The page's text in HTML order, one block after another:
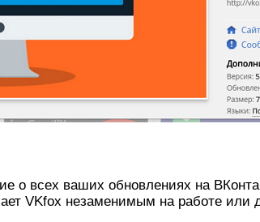
о всех ваших обновлениях на
VKfox незаменимым на работе